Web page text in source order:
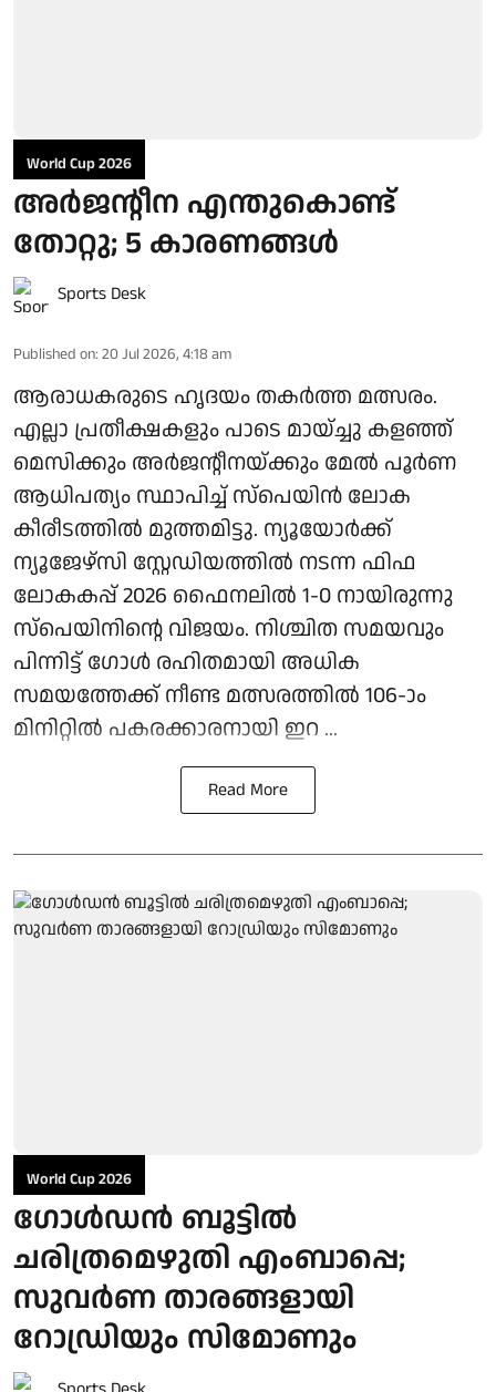
World Cup 2026
അര്‍ജന്റീന എന്തുകൊണ്ട്
തോറ്റു; 5 കാരണങ്ങള്‍
Sports Desk
Published on: 20 Jul 2026, 4:18 am
ആരാധകരുടെ ഹൃദയം തകര്‍ത്ത മത്സരം.
എല്ലാ പ്രതീക്ഷകളും പാടെ മായ്ച്ചു കളഞ്ഞ്
മെസിക്കും അര്‍ജന്റീനയ്ക്കും മേല്‍ പൂര്‍ണ
ആധിപത്യം സ്ഥാപിച്ച് സ്‌പെയിന്‍ ലോക
കീരീടത്തില്‍ മുത്തമിട്ടു. ന്യൂയോര്‍ക്ക്
ന്യൂജേഴ്സി സ്റ്റേഡിയത്തില്‍ നടന്ന ഫിഫ
ലോകകപ്പ് 2026 ഫൈനലില്‍ 1-0 നായിരുന്നു
സ്‌പെയിനിന്റെ വിജയം. നിശ്ചിത സമയവും
പിന്നിട്ട് ഗോള്‍ രഹിതമായി അധിക
സമയത്തേക്ക് നീണ്ട മത്സരത്തില്‍ 106-ാം
മിനിറ്റില്‍ പകരക്കാരനായി ഇറ ...
Read More
World Cup 2026
ഗോള്‍ഡന്‍ ബൂട്ടില്‍
ചരിത്രമെഴുതി എംബാപ്പെ;
സുവര്‍ണ താരങ്ങളായി
റോഡ്രിയും സിമോണും